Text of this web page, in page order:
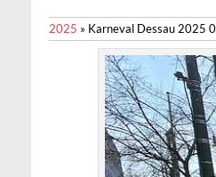
2025 » Karneval Dessau 2025